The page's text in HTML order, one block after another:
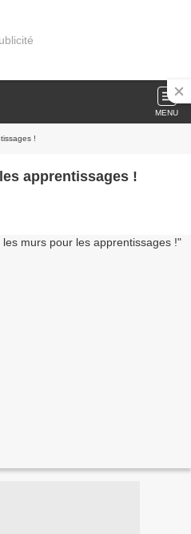
MENU
!
apprentissages !